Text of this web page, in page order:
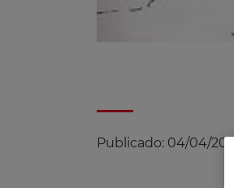
Publicado: 04/04/2011